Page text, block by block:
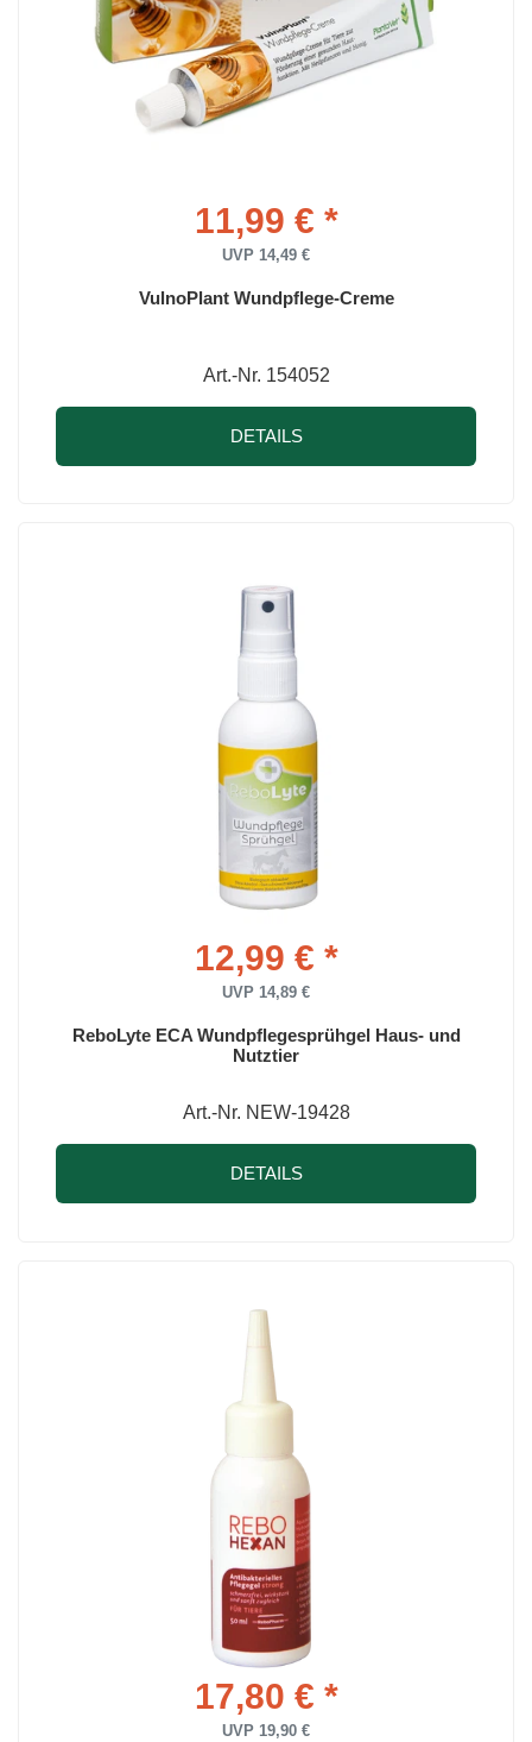
11,99 € *
UVP 14,49 €
VulnoPlant Wundpflege-Creme
Art.-Nr. 154052
DETAILS
12,99 € *
UVP 14,89 €
ReboLyte ECA Wundpflegesprühgel Haus- und
Nutztier
Art.-Nr. NEW-19428
DETAILS
17,80 € *
UVP 19,90 €